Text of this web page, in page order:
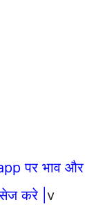
पर भाव और
करे | v